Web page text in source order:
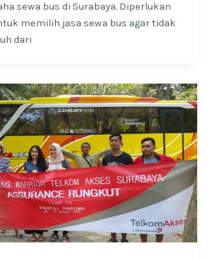
sewa bus di Surabaya. Diperlukan
memilih jasa sewa bus agar tidak
dari